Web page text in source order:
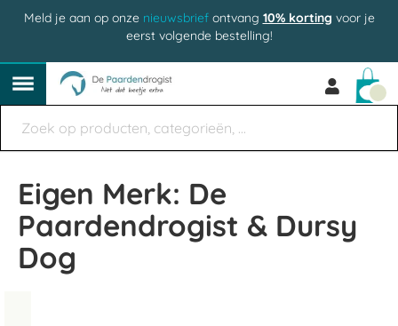
Meld je aan op onze nieuwsbriefontvang 10% korting voor je
eerst volgende bestelling!
Eigen Merk: De
Paardendrogist & Dursy
Dog